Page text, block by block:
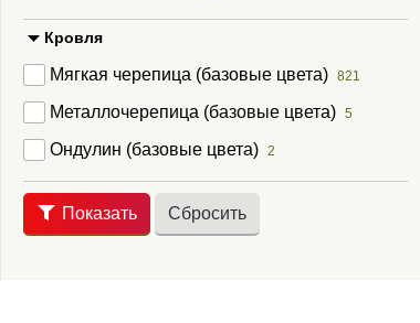
Кровля
Мягкая черепица (базовые цвета) 821
Металлочерепица (базовые цвета) 5
Ондулин (базовые цвета) 2
Показать Сбросить